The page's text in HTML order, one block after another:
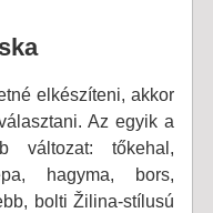
elkészíteni, akkor
Az egyik a
változat: tőkehal,
hagyma, bors,
bolti Žilina-stílusú